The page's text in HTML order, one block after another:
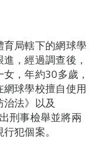
局轄下的網球學
，經過調查後，
，年約30多歲，
球學校擅自使用
法》以及
刑事檢舉並將兩
犯個案。